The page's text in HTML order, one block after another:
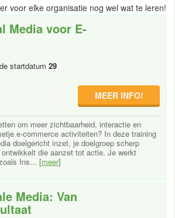
voor elke organisatie nog wel wat te leren!
Media voor E-
startdatum 29
MEER INFO!
om meer zichtbaarheid, interactie en
e-commerce activiteiten? In deze training
doelgericht inzet, je doelgroep scherp
die aanzet tot actie. Je werkt
Ins... [meer]
Media: Van